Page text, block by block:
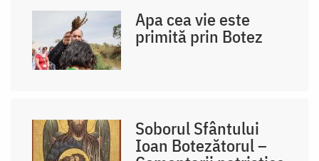
Apa cea vie este
primită prin Botez
Soborul Sfântului
Ioan Botezătorul –